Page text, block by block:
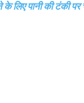
के लिए पानी की टंकी